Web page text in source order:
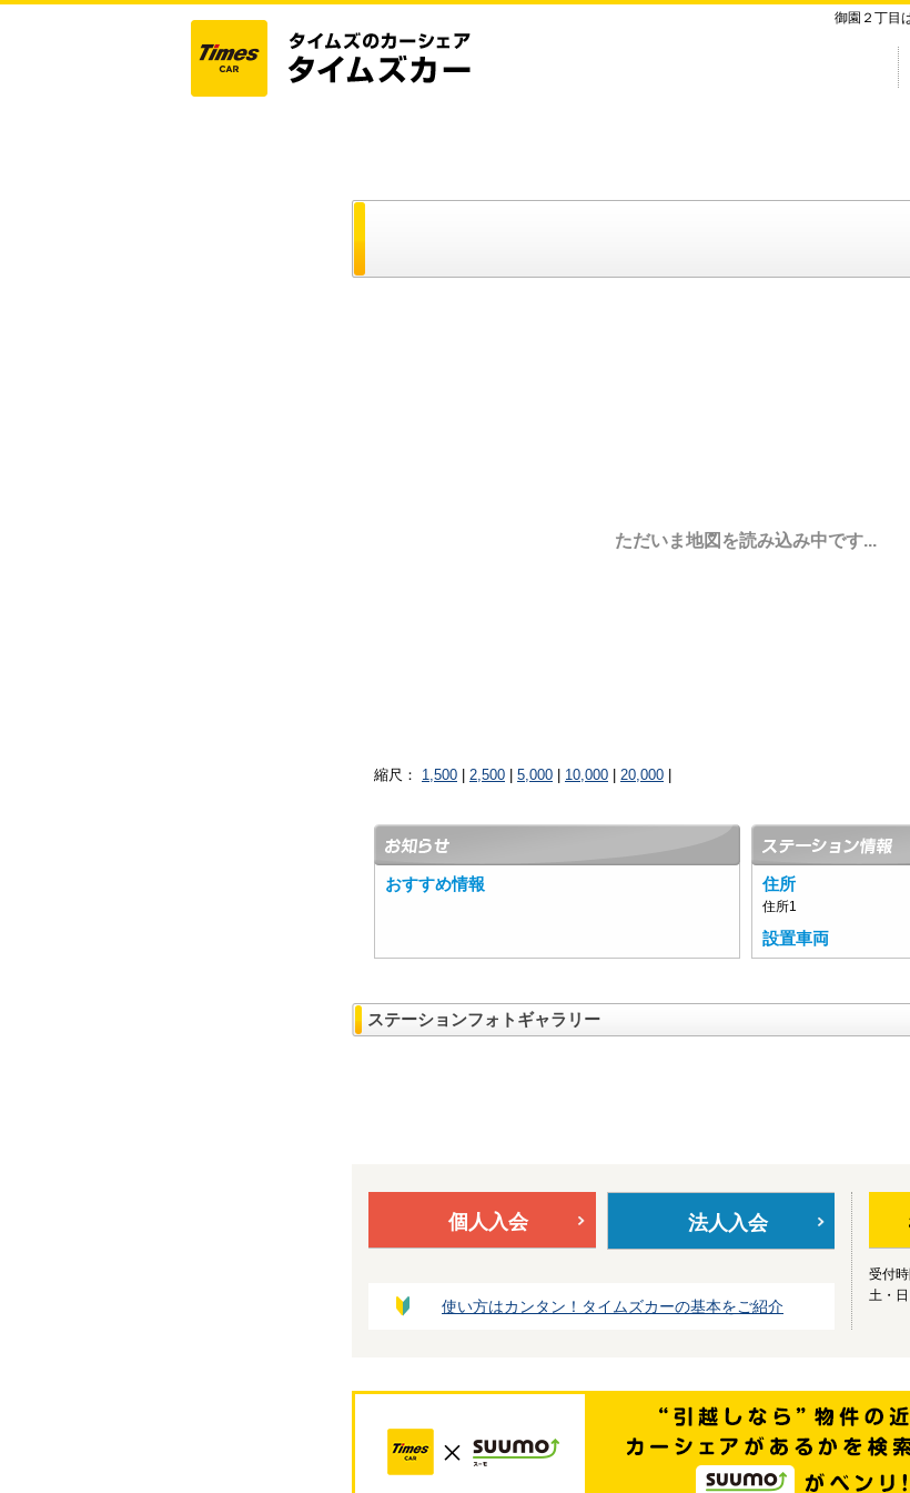
御園２丁目
ただいま地図を読み込み中です...
縮尺： 1,500 2,500 5,000 10,000 20,000
おすすめ情報 住所
住所1
設置車両
ステーションフォトギャラリー
個人入会 法人入会
使い方はカンタン！タイムズカーの基本をご紹介
受付
土・